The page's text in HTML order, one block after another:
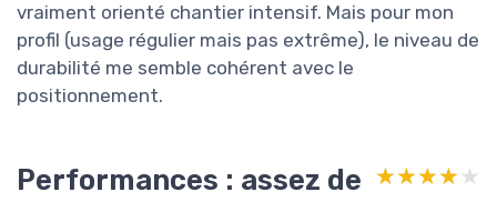
vraiment orienté chantier intensif. Mais pour mon
profil (usage régulier mais pas extrême), le niveau de
durabilité me semble cohérent avec le
positionnement.
Performances : assez de ★★★★★
★★★★★